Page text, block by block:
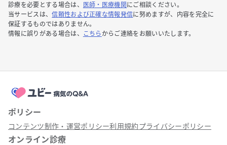
診療を必要とする場合は、
医師・医療機関 にご相談ください。
当サービスは、信頼性および正確な情報発信に努めますが、内容を完全に
保証するものではありません。
情報に誤りがある場合は、
こちら からご連絡をお願いいたします。
ポリシー
コンテンツ制作・運営ポリシー利用規約プライバシーポリシー
オンライン診療